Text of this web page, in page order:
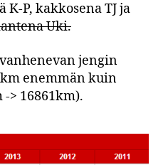
P, kakkosena TJ ja
Uki.
jengin
enemmän kuin
> 16861km).